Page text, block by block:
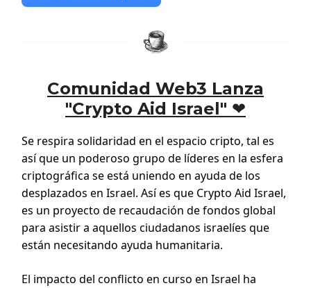
Comunidad Web3 Lanza
"Crypto Aid Israel" ❤️
Se respira solidaridad en el espacio cripto, tal es
así que un poderoso grupo de líderes en la esfera
criptográfica se está uniendo en ayuda de los
desplazados en Israel. Así es que Crypto Aid Israel,
es un proyecto de recaudación de fondos global
para asistir a aquellos ciudadanos israelíes que
están necesitando ayuda humanitaria.
El impacto del conflicto en curso en Israel ha